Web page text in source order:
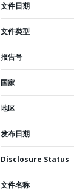
文件日期
文件类型
报告号
国家
地区
发布日期
Disclosure Status
文件名称